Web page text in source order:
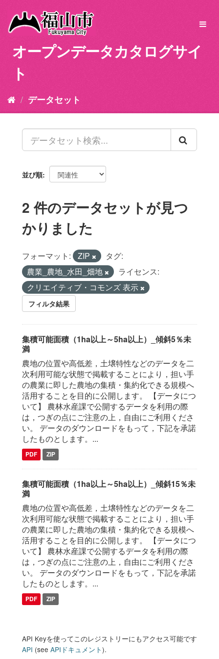
オープンデータカタログサイ
ト
データセット
並び順
2 件のデータセットが見つ
かりました
フォーマット: ZIP
タグ:
農業_農地_水田_畑地
ライセンス:
クリエイティブ・コモンズ 表示
フィルタ結果
集積可能面積（1ha以上～5ha以上）_傾斜5％未
満
農地の位置や高低差，土壌特性などのデータを二
次利用可能な状態で掲載することにより，担い手
の農業に即した農地の集積・集約化できる規模へ
活用することを目的に公開します。 【データにつ
いて】 農林水産課で公開するデータを利用の際
は，つぎの点にご注意の上，自由にご利用くださ
い。 データのダウンロードをもって，下記を承諾
したものとします。...
PDF ZIP
集積可能面積（1ha以上～5ha以上）_傾斜15％未
満
農地の位置や高低差，土壌特性などのデータを二
次利用可能な状態で掲載することにより，担い手
の農業に即した農地の集積・集約化できる規模へ
活用することを目的に公開します。 【データにつ
いて】 農林水産課で公開するデータを利用の際
は，つぎの点にご注意の上，自由にご利用くださ
い。 データのダウンロードをもって，下記を承諾
したものとします。...
PDF ZIP
API Keyを使ってこのレジストリーにもアクセス可能です
API (see APIドキュメント).